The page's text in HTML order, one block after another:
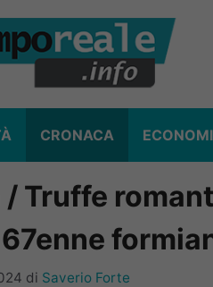
CRONACA
/ Truffe
di Saverio Forte